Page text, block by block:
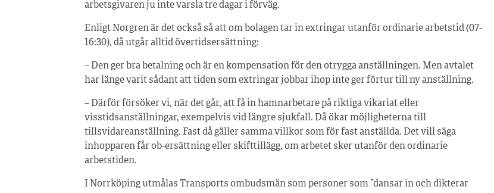
arbetsgivaren ju inte varsla tre dagar i förväg.
Enligt Norgren är det också så att om bolagen tar in extringar utanför ordinarie arbetstid (07-
16:30), då utgår alltid övertidsersättning:
– Den ger bra betalning och är en kompensation för den otrygga anställningen. Men avtalet
har länge varit sådant att tiden som extringar jobbar ihop inte ger förtur till ny anställning.
– Därför försöker vi, när det går, att få in hamnarbetare på riktiga vikariat eller
visstidsanställningar, exempelvis vid längre sjukfall. Då ökar möjligheterna till
tillsvidareanställning. Fast då gäller samma villkor som för fast anställda. Det vill säga
inhopparen får ob-ersättning eller skifttillägg, om arbetet sker utanför den ordinarie
arbetstiden.
I Norrköping utmålas Transports ombudsmän som personer som ”dansar in och dikterar